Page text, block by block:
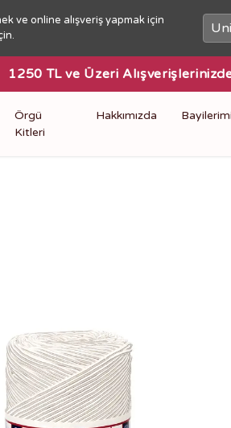
ve online alışveriş yapmak için
1250 TL ve Üzeri
Örgü
Kitleri
Hakkımızda